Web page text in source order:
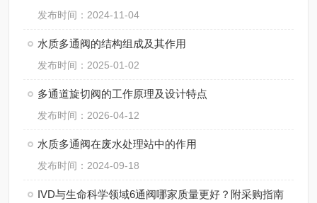
发布时间：2024-11-04
水质多通阀的结构组成及其作用
发布时间：2025-01-02
多通道旋切阀的工作原理及设计特点
发布时间：2026-04-12
水质多通阀在废水处理站中的作用
发布时间：2024-09-18
IVD与生命科学领域6通阀哪家质量更好？附采购指南